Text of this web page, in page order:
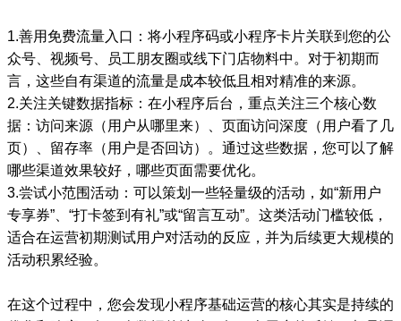
1.善用免费流量入口：将小程序码或小程序卡片关联到您的公
众号、视频号、员工朋友圈或线下门店物料中。对于初期而
言，这些自有渠道的流量是成本较低且相对精准的来源。
2.关注关键数据指标：在小程序后台，重点关注三个核心数
据：访问来源（用户从哪里来）、页面访问深度（用户看了几
页）、留存率（用户是否回访）。通过这些数据，您可以了解
哪些渠道效果较好，哪些页面需要优化。
3.尝试小范围活动：可以策划一些轻量级的活动，如“新用户
专享券”、“打卡签到有礼”或“留言互动”。这类活动门槛较低，
适合在运营初期测试用户对活动的反应，并为后续更大规模的
活动积累经验。
在这个过程中，您会发现小程序基础运营的核心其实是持续的